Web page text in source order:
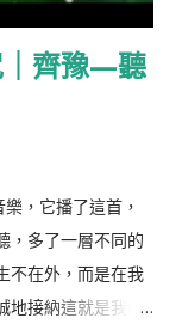
｜齊豫—聽
，它播了這首，
，多了一層不同的
不在外，而是在我
地接納這就是我的